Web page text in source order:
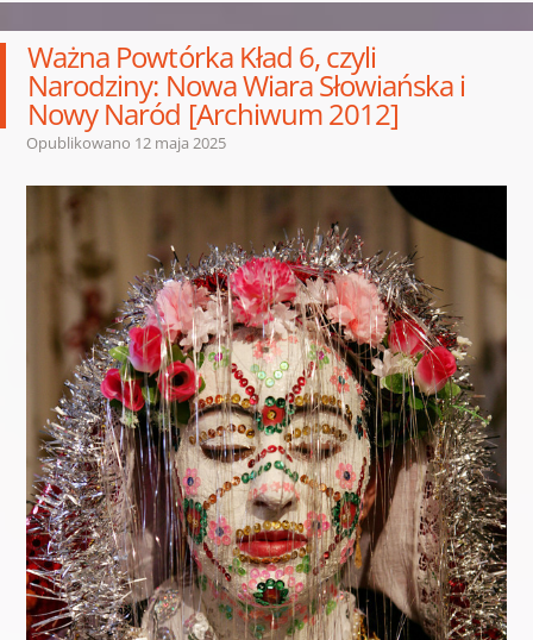
Ważna Powtórka Kład 6, czyli
Narodziny: Nowa Wiara Słowiańska i
Nowy Naród [Archiwum 2012]
Opublikowano 12 maja 2025